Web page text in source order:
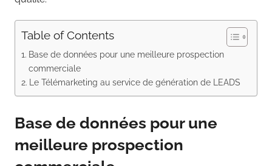
Table of Contents
Base de données pour une meilleure prospection
commerciale
Le Télémarketing au service de génération de LEADS
Base de données pour une
meilleure prospection